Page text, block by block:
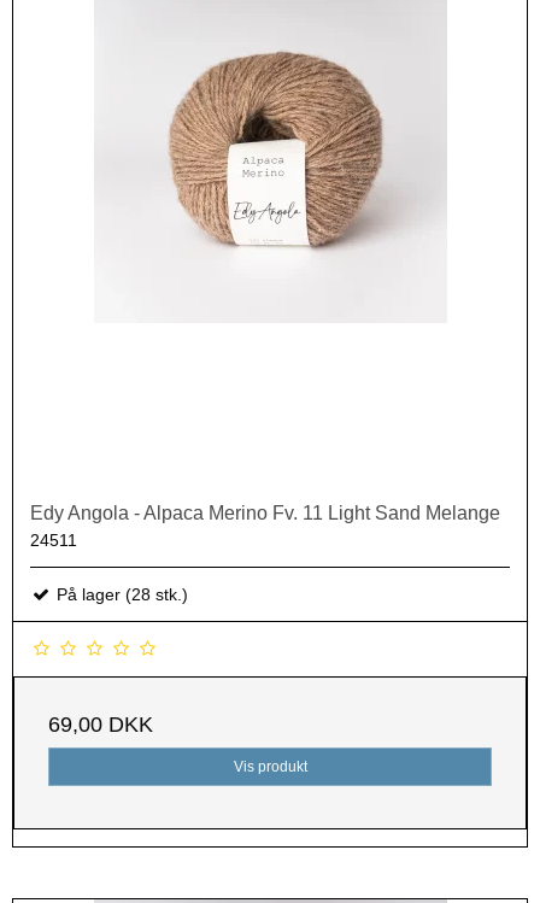
Edy Angola - Alpaca Merino Fv. 11 Light Sand Melange
24511
På lager (28 stk.)
69,00 DKK
Vis produkt